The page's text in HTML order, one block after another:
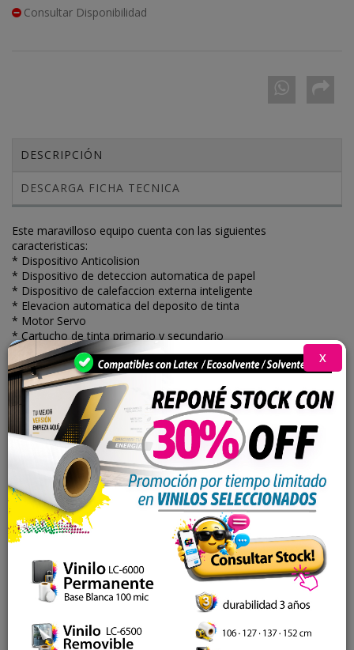
Consultar Disponibilidad
DESCRIPCIÓN
DESCARGA FICHA TECNICA
Este maravilloso equipo cuenta con las siguientes
caracteristicas:
* Dispositivo Anticolision
* Dispositivo de deteccion automatica de papel
* Dispositivo de calefaccion externa inteligente
* Elevacion automatica del deposito de tinta
* Motor Servo
* Cartucho de tinta primario y secundario
PRODUCTOS RELACIONADOS
IMPRESORA VAST ECOSOLVENTE/SUBLIMACION
3.20M 4 A 8 CABEZALES EPSON I3200
X